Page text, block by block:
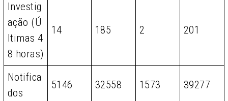
Investig
ação (Ú
ltimas 4
8 horas)
14 185 2 201
Notifica
dos
5146 32558 1573 39277